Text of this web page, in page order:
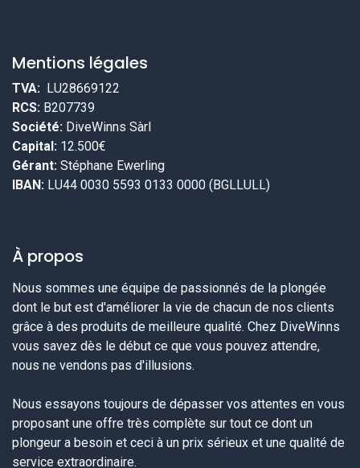
Mentions légales
TVA: LU28669122
RCS: B207739
Société: DiveWinns Sàrl
Capital: 12.500€
Gérant: Stéphane Ewerling
IBAN: LU44 0030 5593 0133 0000 (BGLLULL)
À propos
Nous sommes une équipe de passionnés de la plongée
dont le but est d'améliorer la vie de chacun de nos clients
grâce à des produits de meilleure qualité. Chez DiveWinns
vous savez dès le début ce que vous pouvez attendre,
nous ne vendons pas d'illusions.
Nous essayons toujours de dépasser vos attentes en vous
proposant une offre très complète sur tout ce dont un
plongeur a besoin et ceci à un prix sérieux et une qualité de
service extraordinaire.